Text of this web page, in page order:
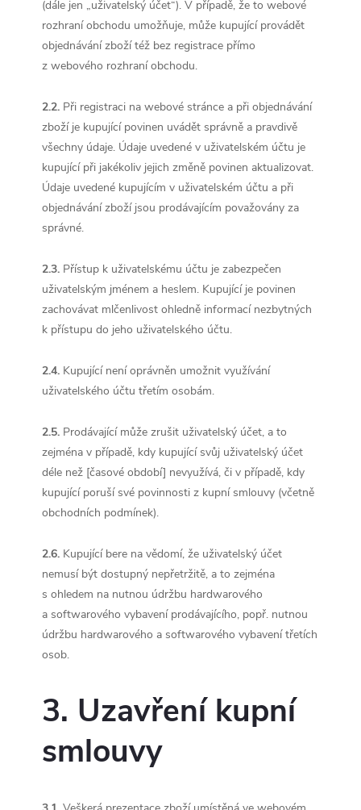
(dále jen „uživatelský účet“). V případě, že to webové
rozhraní obchodu umožňuje, může kupující provádět
objednávání zboží též bez registrace přímo
z webového rozhraní obchodu.
2.2. Při registraci na webové stránce a při objednávání
zboží je kupující povinen uvádět správně a pravdivě
všechny údaje. Údaje uvedené v uživatelském účtu je
kupující při jakékoliv jejich změně povinen aktualizovat.
Údaje uvedené kupujícím v uživatelském účtu a při
objednávání zboží jsou prodávajícím považovány za
správné.
2.3. Přístup k uživatelskému účtu je zabezpečen
uživatelským jménem a heslem. Kupující je povinen
zachovávat mlčenlivost ohledně informací nezbytných
k přístupu do jeho uživatelského účtu.
2.4. Kupující není oprávněn umožnit využívání
uživatelského účtu třetím osobám.
2.5. Prodávající může zrušit uživatelský účet, a to
zejména v případě, kdy kupující svůj uživatelský účet
déle než [časové období] nevyužívá, či v případě, kdy
kupující poruší své povinnosti z kupní smlouvy (včetně
obchodních podmínek).
2.6. Kupující bere na vědomí, že uživatelský účet
nemusí být dostupný nepřetržitě, a to zejména
s ohledem na nutnou údržbu hardwarového
a softwarového vybavení prodávajícího, popř. nutnou
údržbu hardwarového a softwarového vybavení třetích
osob.
3. Uzavření kupní
smlouvy